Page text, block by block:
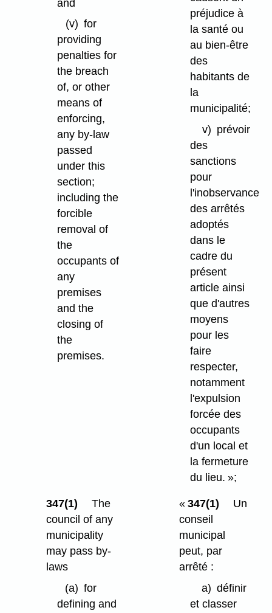
and
(v) for
providing
penalties for
the breach
of, or other
means of
enforcing,
any by-law
passed
under this
section;
including the
forcible
removal of
the
occupants of
any
premises
and the
closing of
the
premises.
préjudice à
la santé ou
au bien-être
des
habitants de
la
municipalité;
v) prévoir
des
sanctions
pour
l'inobservance
des arrêtés
adoptés
dans le
cadre du
présent
article ainsi
que d'autres
moyens
pour les
faire
respecter,
notamment
l'expulsion
forcée des
occupants
d'un local et
la fermeture
du lieu. »;
347(1)
The
council of any
municipality
may pass by-
laws
(a) for
defining and
«347(1)
Un
conseil
municipal
peut, par
arrêté :
a) définir
et classer